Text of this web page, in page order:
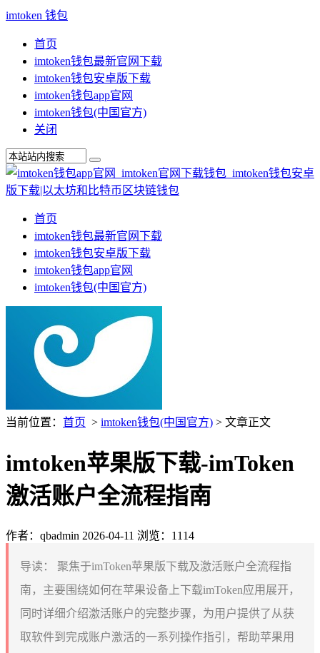
imtoken 钱包
首页
imtoken钱包最新官网下载
imtoken钱包安卓版下载
imtoken钱包app官网
imtoken钱包(中国官方)
关闭
首页
imtoken钱包最新官网下载
imtoken钱包安卓版下载
imtoken钱包app官网
imtoken钱包(中国官方)
当前位置： 首页 > imtoken钱包(中国官方) > 文章正文
imtoken苹果版下载-imToken
激活账户全流程指南
作者：qbadmin 2026-04-11 浏览：1114
导读：
聚焦于imToken苹果版下载及激活账户全流程指
南，主要围绕如何在苹果设备上下载imToken应用展开，
同时详细介绍激活账户的完整步骤，为用户提供了从获
取软件到完成账户激活的一系列操作指引，帮助苹果用